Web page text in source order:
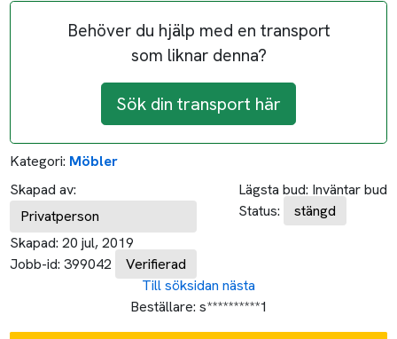
Behöver du hjälp med en transport
som liknar denna?
Sök din transport här
Kategori: Möbler
Skapad av:
Privatperson
Skapad: 20 jul, 2019
Jobb-id: 399042 Verifierad
Lägsta bud: Inväntar bud
Status:
stängd
Till söksidan nästa
Beställare: s**********1